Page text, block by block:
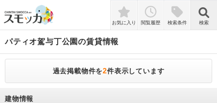
検索
お気に入り 閲覧履歴 検索条件 検索
パティオ駕与丁公園の賃貸情報
過去掲載物件を2件表示しています
建物情報